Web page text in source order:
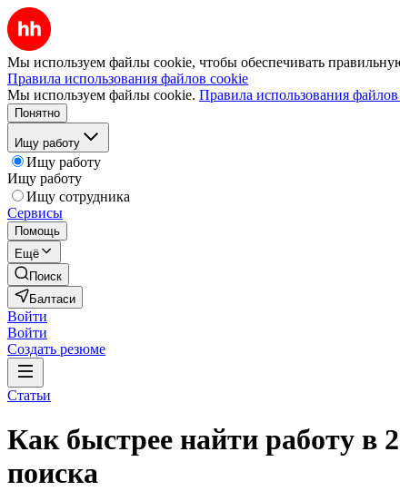
Мы используем файлы cookie, чтобы обеспечивать
Правила использования файлов cookie
Мы используем файлы cookie. Правила использования
Понятно
Ищу работу
Ищу работу
Ищу работу
Ищу сотрудника
Сервисы
Помощь
Ещё
Поиск
Балтаси
Войти
Войти
Создать резюме
Статьи
Как быстрее найти работу в
поиска